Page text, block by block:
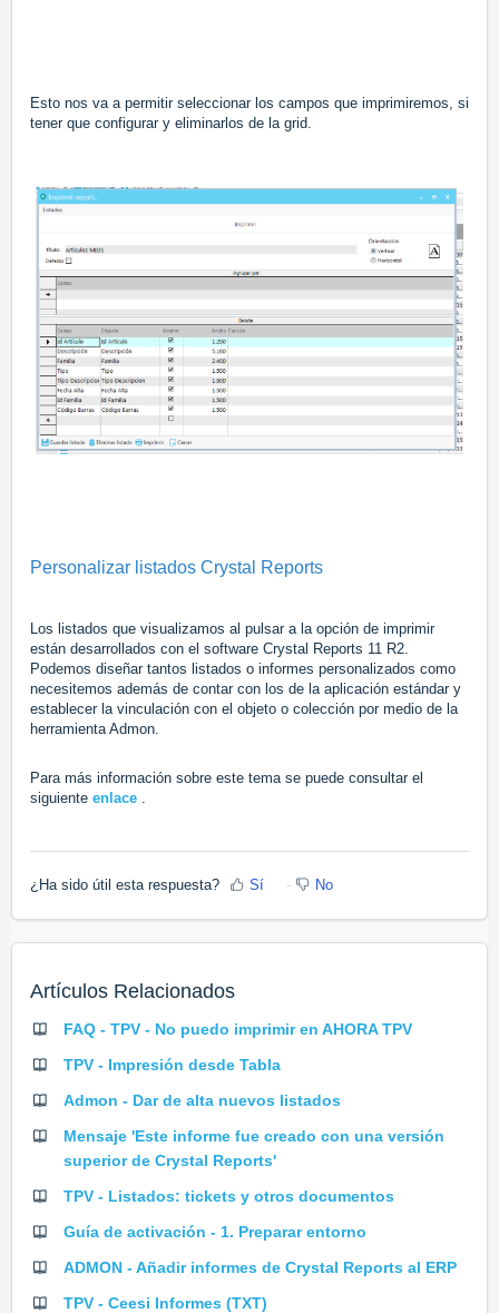
Esto nos va a permitir seleccionar los campos que imprimiremos, si
tener que configurar y eliminarlos de la grid.
Personalizar listados Crystal Reports
Los listados que visualizamos al pulsar a la opción de imprimir
están desarrollados con el software Crystal Reports 11 R2.
Podemos diseñar tantos listados o informes personalizados como
necesitemos además de contar con los de la aplicación estándar y
establecer la vinculación con el objeto o colección por medio de la
herramienta Admon.
Para más información sobre este tema se puede consultar el
siguiente enlace
¿Ha sido útil esta respuesta? Sí No
Artículos Relacionados
FAQ - TPV - No puedo imprimir en AHORA TPV
TPV - Impresión desde Tabla
Admon - Dar de alta nuevos listados
Mensaje 'Este informe fue creado con una versión
superior de Crystal Reports'
TPV - Listados: tickets y otros documentos
Guía de activación - 1. Preparar entorno
ADMON - Añadir informes de Crystal Reports al ERP
TPV - Ceesi Informes (TXT)